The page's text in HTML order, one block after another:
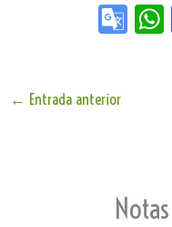
Go
te
← Entrada anterior